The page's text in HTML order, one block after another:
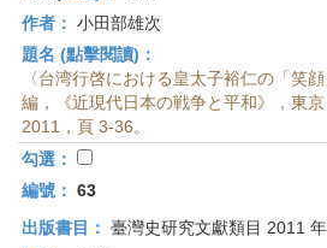
作者： 小田部雄次
題名 (點擊閱讀)：
〈台湾行啓における皇太子裕仁の「笑
編，《近現代日本の戦争と平和》，東京
2011，頁 3-36。
勾選：
編號： 63
出版書目： 臺灣史研究文獻類目 2011